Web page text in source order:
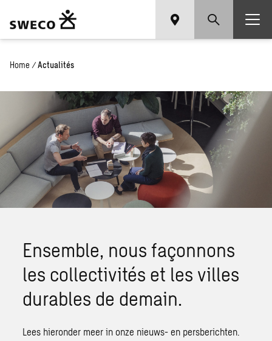
Home / Actualités
Ensemble, nous façonnons
les collectivités et les villes
durables de demain.
Lees hieronder meer in onze nieuws- en persberichten.